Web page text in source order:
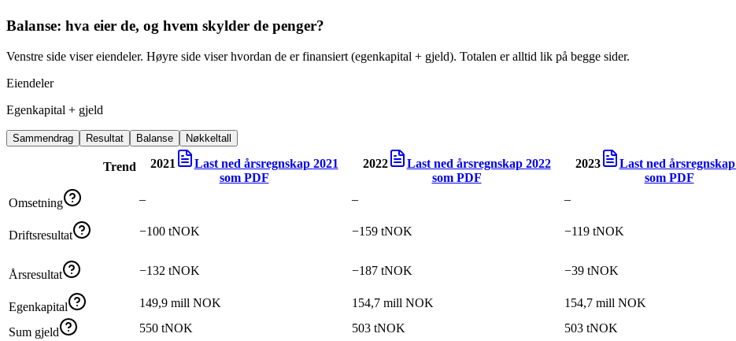
Balanse: hva eier de, og hvem skylder de penger?
Venstre side viser eiendeler. Høyre side viser hvordan de er finansiert (egenkapital + gjeld). Totalen er alltid lik på begge sider.
Eiendeler
Egenkapital + gjeld
Sammendrag Resultat Balanse Nøkkeltall
Trend 2021 Last ned årsregnskap 2021
som PDF
2022 Last ned årsregnskap 2022
som PDF
2023 Last ned årsregnskap
som PDF
Omsetning – – –
Driftsresultat −100 tNOK −159 tNOK −119 tNOK
Årsresultat −132 tNOK −187 tNOK −39 tNOK
Egenkapital
149,9 mill NOK 154,7 mill NOK 154,7 mill NOK
Sum gjeld
550 tNOK 503 tNOK 503 tNOK